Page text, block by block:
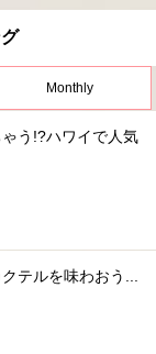
Monthly
う!?ハワイで人気
テルを味わおう...